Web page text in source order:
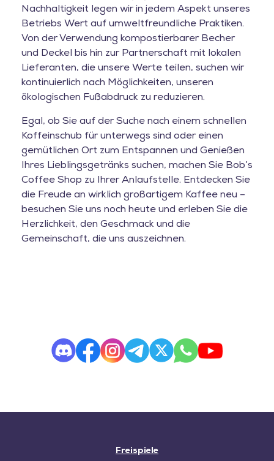
Nachhaltigkeit legen wir in jedem Aspekt unseres
Betriebs Wert auf umweltfreundliche Praktiken.
Von der Verwendung kompostierbarer Becher
und Deckel bis hin zur Partnerschaft mit lokalen
Lieferanten, die unsere Werte teilen, suchen wir
kontinuierlich nach Möglichkeiten, unseren
ökologischen Fußabdruck zu reduzieren.
Egal, ob Sie auf der Suche nach einem schnellen
Koffeinschub für unterwegs sind oder einen
gemütlichen Ort zum Entspannen und Genießen
Ihres Lieblingsgetränks suchen, machen Sie Bob’s
Coffee Shop zu Ihrer Anlaufstelle. Entdecken Sie
die Freude an wirklich großartigem Kaffee neu –
besuchen Sie uns noch heute und erleben Sie die
Herzlichkeit, den Geschmack und die
Gemeinschaft, die uns auszeichnen.
Freispiele